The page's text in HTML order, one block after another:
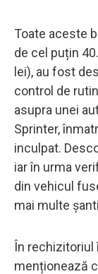
Toate aceste
de cel puțin
lei), au fost
control de
asupra unei
Sprinter,
inculpat.
iar în urma
din vehicul
mai multe
În rechizitoriul
menționează